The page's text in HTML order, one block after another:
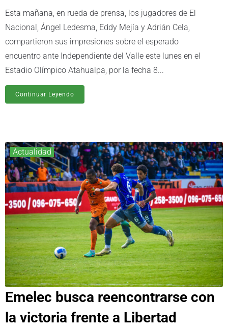
Esta mañana, en rueda de prensa, los jugadores de El
Nacional, Ángel Ledesma, Eddy Mejía y Adrián Cela,
compartieron sus impresiones sobre el esperado
encuentro ante Independiente del Valle este lunes en el
Estadio Olímpico Atahualpa, por la fecha 8...
Continuar Leyendo
Actualidad
Emelec busca reencontrarse con
la victoria frente a Libertad